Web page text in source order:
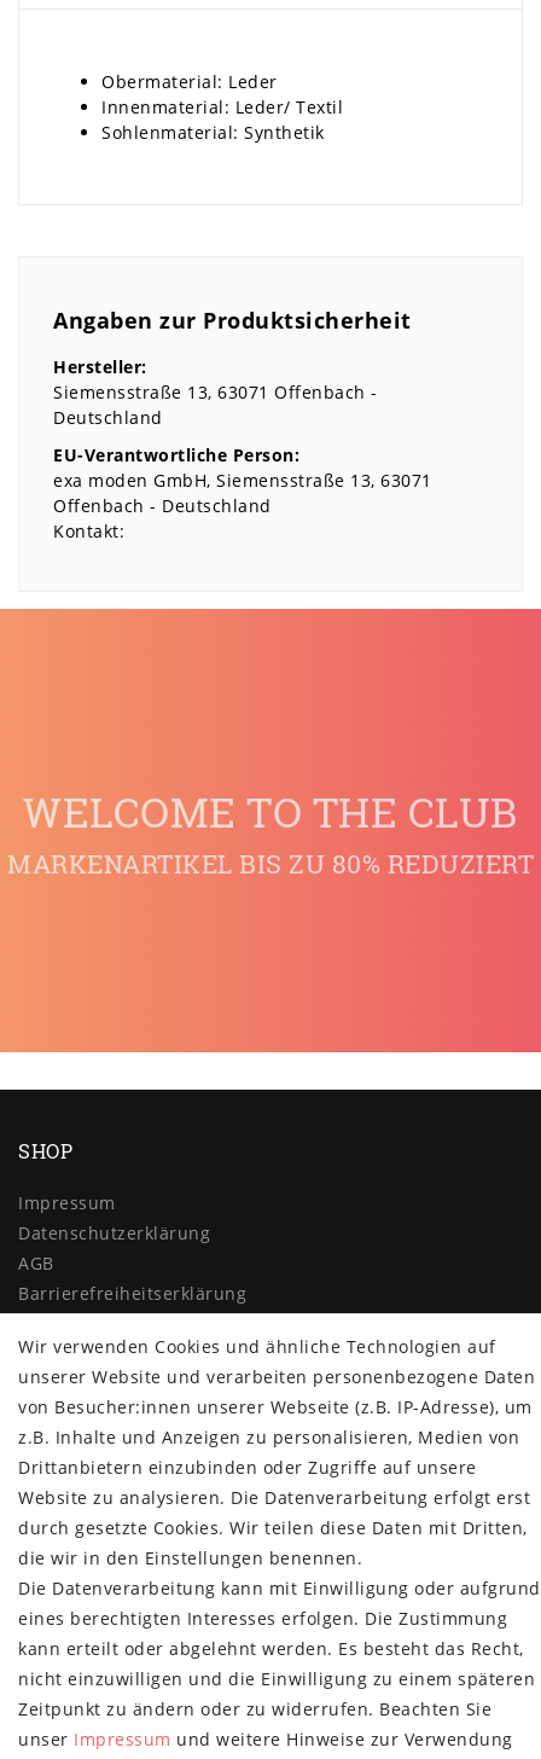
Obermaterial: Leder
Innenmaterial: Leder/ Textil
Sohlenmaterial: Synthetik
Angaben zur Produktsicherheit
Hersteller:
Siemensstraße 13 63071 Offenbach
Deutschland
EU-Verantwortliche Person:
exa moden GmbH Siemensstraße 13 63071
Offenbach
Deutschland
Kontakt:
WELCOME TO THE CLUB
MARKENARTIKEL BIS ZU 80% REDUZIERT
SHOP
Impressum
Daten­schutz­erklärung
AGB
Barrierefreiheitserklärung
Vertrag widerrufen
MYPOPUPCLUB
Über uns
Retoure
Versand- und Zahlungsbedingungen
NEWSLETTER
E-MAIL **
Newsletter
Honig
Hiermit bestätige ich, dass ich die Daten­schutz­erklärunggelesen habe.
Meine Einwilligung kann ich jederzeit widerrufen.**
Wir verwenden Cookies und ähnliche Technologien auf
unserer Website und verarbeiten personenbezogene Daten
von Besucher:innen unserer Webseite (z.B. IP-Adresse), um
z.B. Inhalte und Anzeigen zu personalisieren, Medien von
Drittanbietern einzubinden oder Zugriffe auf unsere
Website zu analysieren. Die Datenverarbeitung erfolgt erst
durch gesetzte Cookies. Wir teilen diese Daten mit Dritten,
die wir in den Einstellungen benennen.
Die Datenverarbeitung kann mit Einwilligung oder aufgrund
eines berechtigten Interesses erfolgen. Die Zustimmung
kann erteilt oder abgelehnt werden. Es besteht das Recht,
nicht einzuwilligen und die Einwilligung zu einem späteren
Zeitpunkt zu ändern oder zu widerrufen. Beachten Sie
unser Impressum und weitere Hinweise zur Verwendung